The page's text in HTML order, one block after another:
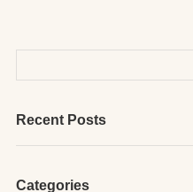
Recent Posts
Categories